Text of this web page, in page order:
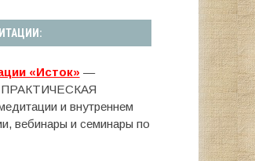
«Исток» —
ПРАКТИЧЕСКАЯ
и внутреннем
вебинары и семинары по